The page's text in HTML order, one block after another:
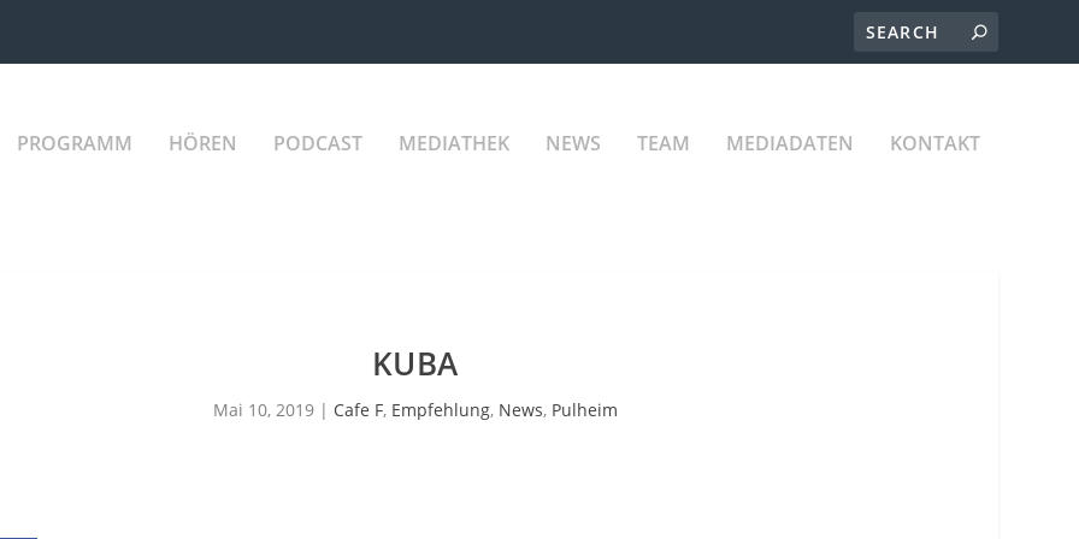
PROGRAMM HÖREN PODCAST MEDIATHEK NEWS TEAM MEDIADATEN KONTAKT
KUBA
Mai 10, 2019| Cafe F, Empfehlung, News, Pulheim